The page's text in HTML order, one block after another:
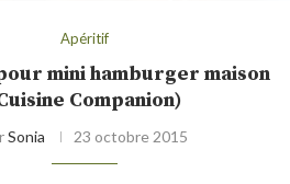
Apéritif
mini hamburger maison
Companion)
Sonia 23 octobre 2015